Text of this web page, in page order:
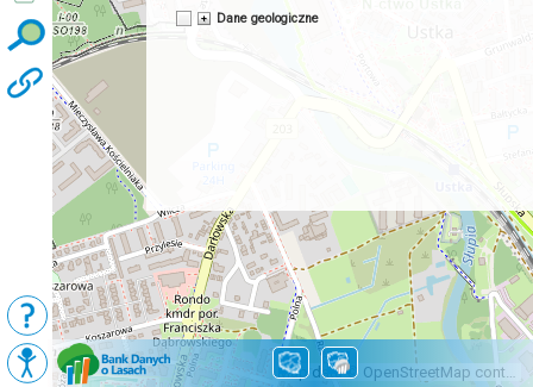
Map data © OpenStreetMap contributors, CC-BY-SA
Podkłady Mapy BDL
Dane geologiczne